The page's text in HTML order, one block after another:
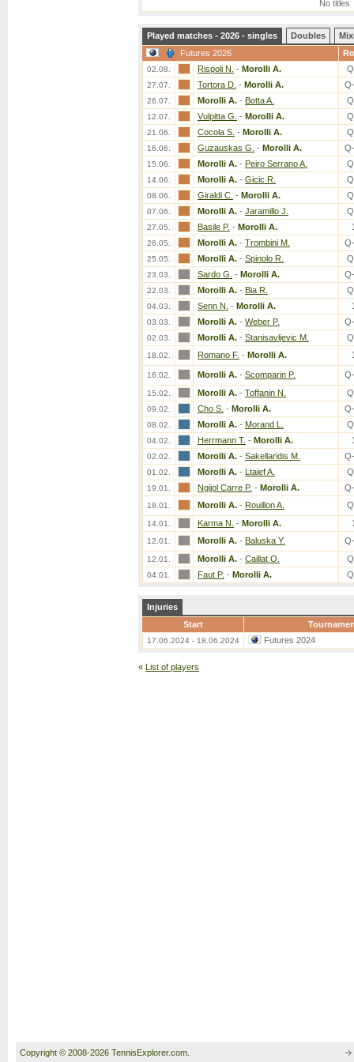
No titles
Played matches - 2026 - singles Doubles
Futures 2026
02.08. Rispoli N. - Morolli A.
27.07. Tortora D. - Morolli A.
26.07. Morolli A. - Botta A.
12.07. Vulpitta G. - Morolli A.
21.06. Cocola S. - Morolli A.
16.06. Guzauskas G. - Morolli A.
15.06. Morolli A. - Peiro Serrano A.
14.06. Morolli A. - Gicic R.
08.06. Giraldi C. - Morolli A.
07.06. Morolli A. - Jaramillo J.
27.05. Basile P. - Morolli A.
26.05. Morolli A. - Trombini M.
25.05. Morolli A. - Spinolo R.
23.03. Sardo G. - Morolli A.
22.03. Morolli A. - Bia R.
04.03. Senn N. - Morolli A.
03.03. Morolli A. - Weber P.
02.03. Morolli A. - Stanisavljevic M.
18.02. Romano F. - Morolli A.
16.02. Morolli A. - Scomparin P.
15.02. Morolli A. - Toffanin N.
09.02. Cho S. - Morolli A.
08.02. Morolli A. - Morand L.
04.02. Herrmann T. - Morolli A.
02.02. Morolli A. - Sakellaridis M.
01.02. Morolli A. - Ltaief A.
19.01. Ngijol Carre P. - Morolli A.
18.01. Morolli A. - Rouillon A.
14.01. Karma N. - Morolli A.
12.01. Morolli A. - Baluska Y.
12.01. Morolli A. - Caillat O.
04.01. Faut P. - Morolli A.
Injuries
Start
17.06.2024 - 18.06.2024 Futures 2024
« List of players
Copyright © 2008-2026 TennisExplorer.com.